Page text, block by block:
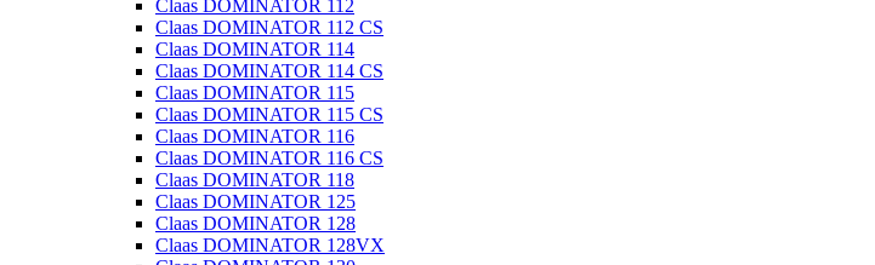
Claas DOMINATOR 112
Claas DOMINATOR 112 CS
Claas DOMINATOR 114
Claas DOMINATOR 114 CS
Claas DOMINATOR 115
Claas DOMINATOR 115 CS
Claas DOMINATOR 116
Claas DOMINATOR 116 CS
Claas DOMINATOR 118
Claas DOMINATOR 125
Claas DOMINATOR 128
Claas DOMINATOR 128VX